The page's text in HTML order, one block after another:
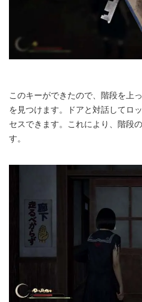
このキーができたので、階段を上
を見つけます。ドアと対話してロ
セスできます。これにより、階段
す。